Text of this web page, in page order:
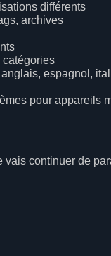
différents
archives
catégories
espagnol,
pour appareils
continuer de